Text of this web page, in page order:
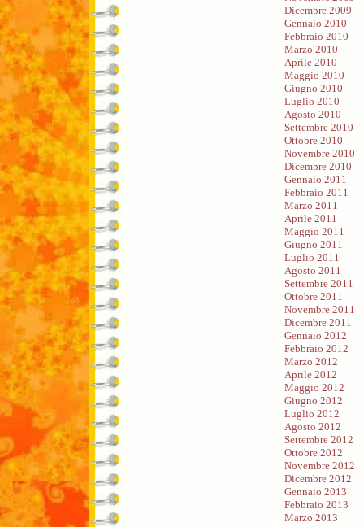
Dicembre 2009
Gennaio 2010
Febbraio 2010
Marzo 2010
Aprile 2010
Maggio 2010
Giugno 2010
Luglio 2010
Agosto 2010
Settembre 2010
Ottobre 2010
Novembre 2010
Dicembre 2010
Gennaio 2011
Febbraio 2011
Marzo 2011
Aprile 2011
Maggio 2011
Giugno 2011
Luglio 2011
Agosto 2011
Settembre 2011
Ottobre 2011
Novembre 2011
Dicembre 2011
Gennaio 2012
Febbraio 2012
Marzo 2012
Aprile 2012
Maggio 2012
Giugno 2012
Luglio 2012
Agosto 2012
Settembre 2012
Ottobre 2012
Novembre 2012
Dicembre 2012
Gennaio 2013
Febbraio 2013
Marzo 2013